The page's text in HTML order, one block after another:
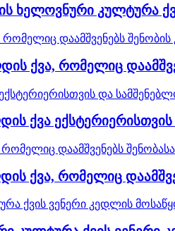
ხელოვნური კულტურა
ქვა, რომელიც
ქვა
ქვა, რომელიც